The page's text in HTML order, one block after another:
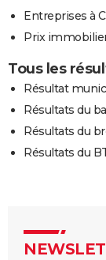
Entreprises à
Prix
Tous les
Résultat
Résultats du
Résultats du
Résultats du